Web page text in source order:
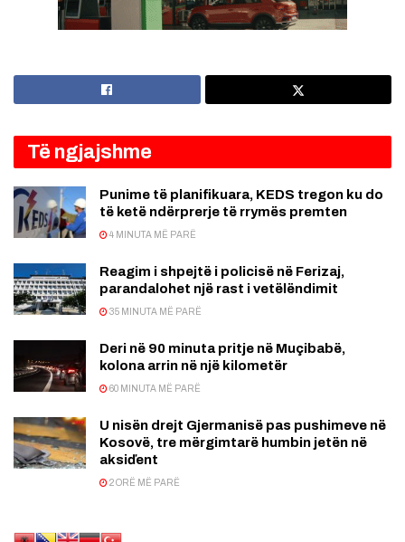
Të ngjajshme
Punime të planifikuara, KEDS tregon ku do
të ketë ndërprerje të rrymës premten
4 MINUTA MË PARË
Reagim i shpejtë i policisë në Ferizaj,
parandalohet një rast i vetëlëndimit
35 MINUTA MË PARË
Deri në 90 minuta pritje në Muçibabë,
kolona arrin në një kilometër
60 MINUTA MË PARË
U nisën drejt Gjermanisë pas pushimeve në
Kosovë, tre mërgimtarë humbin jetën në
aksiďent
2 ORË MË PARË